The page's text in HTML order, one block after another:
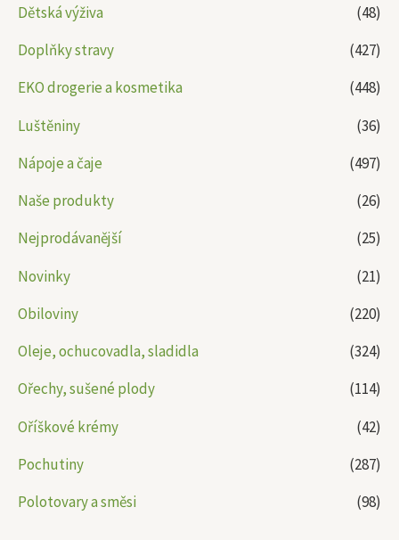
Dětská výživa
(48)
Doplňky stravy
(427)
EKO drogerie a kosmetika
(448)
Luštěniny
(36)
Nápoje a čaje
(497)
Naše produkty
(26)
Nejprodávanější
(25)
Novinky
(21)
Obiloviny
(220)
Oleje, ochucovadla, sladidla
(324)
Ořechy, sušené plody
(114)
Oříškové krémy
(42)
Pochutiny
(287)
Polotovary a směsi
(98)